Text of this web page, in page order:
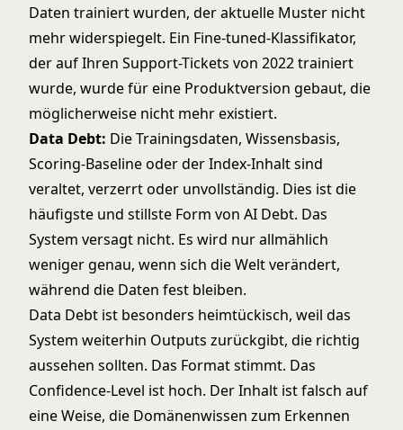
Daten trainiert wurden, der aktuelle Muster nicht
mehr widerspiegelt. Ein Fine-tuned-Klassifikator,
der auf Ihren Support-Tickets von 2022 trainiert
wurde, wurde für eine Produktversion gebaut, die
möglicherweise nicht mehr existiert.
Data Debt: Die Trainingsdaten, Wissensbasis,
Scoring-Baseline oder der Index-Inhalt sind
veraltet, verzerrt oder unvollständig. Dies ist die
häufigste und stillste Form von AI Debt. Das
System versagt nicht. Es wird nur allmählich
weniger genau, wenn sich die Welt verändert,
während die Daten fest bleiben.
Data Debt ist besonders heimtückisch, weil das
System weiterhin Outputs zurückgibt, die richtig
aussehen sollten. Das Format stimmt. Das
Confidence-Level ist hoch. Der Inhalt ist falsch auf
eine Weise, die Domänenwissen zum Erkennen